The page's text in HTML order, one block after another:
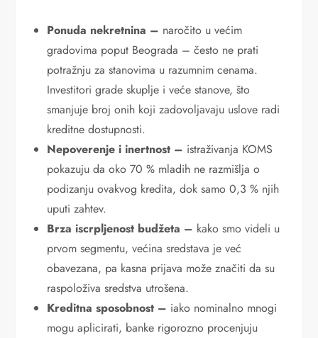
Ponuda nekretnina – naročito u većim
gradovima poput Beograda – često ne prati
potražnju za stanovima u razumnim cenama.
Investitori grade skuplje i veće stanove, što
smanjuje broj onih koji zadovoljavaju uslove radi
kreditne dostupnosti.
Nepoverenje i inertnost – istraživanja KOMS
pokazuju da oko 70 % mladih ne razmišlja o
podizanju ovakvog kredita, dok samo 0,3 % njih
uputi zahtev.
Brza iscrpljenost budžeta – kako smo videli u
prvom segmentu, većina sredstava je već
obavezana, pa kasna prijava može značiti da su
raspoloživa sredstva utrošena.
Kreditna sposobnost – iako nominalno mnogi
mogu aplicirati, banke rigorozno procenjuju